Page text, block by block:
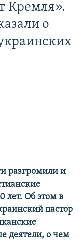
Кремля».
о
разгромили и
лет. Об этом в
пастор
деятели, о чем